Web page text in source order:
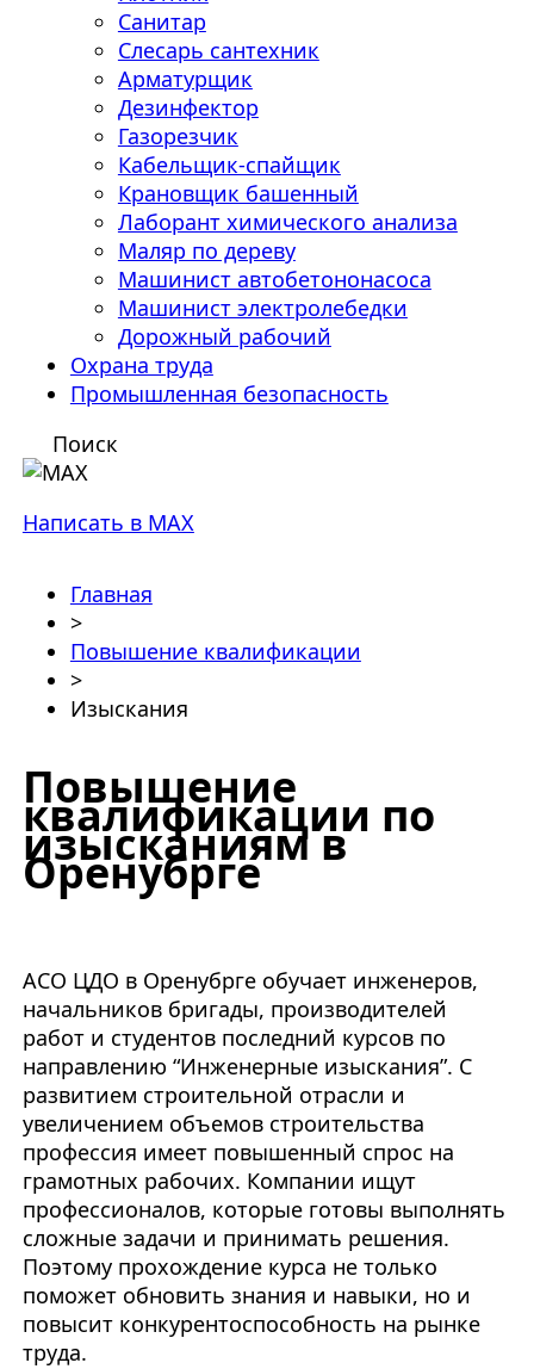
Санитар
Слесарь сантехник
Арматурщик
Дезинфектор
Газорезчик
Кабельщик-спайщик
Крановщик башенный
Лаборант химического анализа
Маляр по дереву
Машинист автобетононасоса
Машинист электролебедки
Дорожный рабочий
Охрана труда
Промышленная безопасность
Поиск
Написать в MAX
Главная
>
Повышение квалификации
>
Изыскания
Повышение
квалификации по
изысканиям в
Оренубрге
АСО ЦДО в Оренубрге обучает инженеров,
начальников бригады, производителей
работ и студентов последний курсов по
направлению “Инженерные изыскания”. С
развитием строительной отрасли и
увеличением объемов строительства
профессия имеет повышенный спрос на
грамотных рабочих. Компании ищут
профессионалов, которые готовы выполнять
сложные задачи и принимать решения.
Поэтому прохождение курса не только
поможет обновить знания и навыки, но и
повысит конкурентоспособность на рынке
труда.